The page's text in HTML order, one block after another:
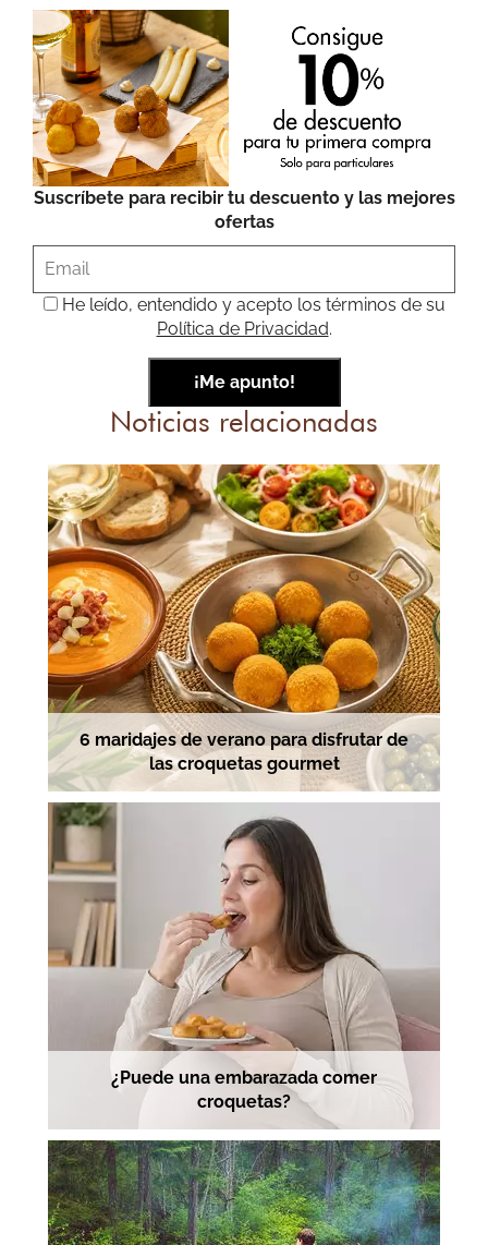
Suscríbete para recibir tu descuento y las mejores
ofertas
He leído, entendido y acepto los términos de su
Política de Privacidad.
Noticias relacionadas
6 maridajes de verano para disfrutar de
las croquetas gourmet
¿Puede una embarazada comer
croquetas?